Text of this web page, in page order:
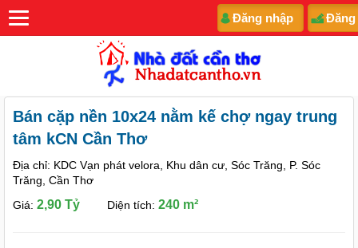
Đăng nhập Đăng
Bán cặp nền 10x24 nằm kế chợ ngay trung
tâm kCN Cần Thơ
Địa chỉ: KDC Vạn phát velora, Khu dân cư, Sóc Trăng, P. Sóc
Trăng, Cần Thơ
Giá: 2,90 Tỷ Diện tích: 240 m²